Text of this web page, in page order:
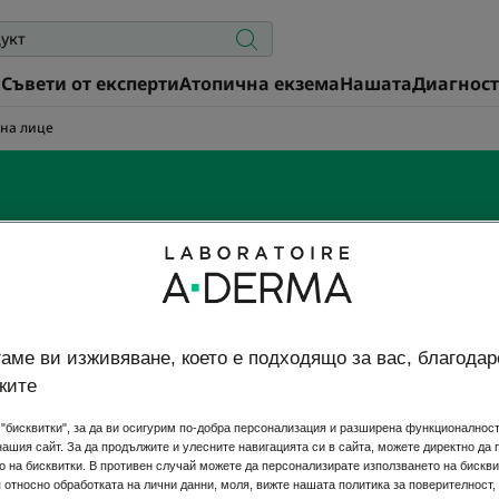
Съвети от експертиАтопична екземаНашата
лице
раздразнения
по лицето, успокойте го с кремовете и почистващия
Овес Rhealba®, отглеждан съобразно
ви изживяване, което е подходящо за вас,
за да ви осигурим по-добра персонализация и разширена
сайт. За да продължите и улесните навигацията си в сайта, можете директно да
на бисквитки. В противен случай можете да персонализирате използването на
обработката на лични данни, моля, вижте нашата политика за поверителност,